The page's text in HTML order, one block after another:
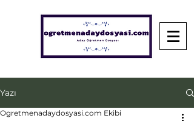
Yazı
Ogretmenadaydosyasi.com Ekibi